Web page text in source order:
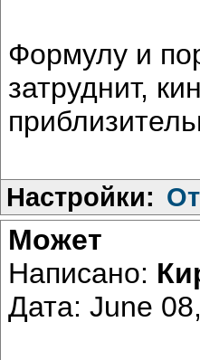
Формулу и
затруднит,
Настройки:
Может
Написано:
Дата: June